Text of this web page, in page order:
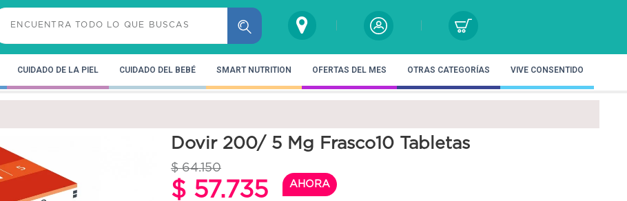
CUIDADO DE LA PIEL CUIDADO DEL BEBÉ SMART NUTRITION OFERTAS DEL MES OTRAS CATEGORÍAS VIVE CONSENTIDO
Dovir 200/ 5 Mg Frasco10 Tabletas
$ 64.150
$ 57.735 AHORA